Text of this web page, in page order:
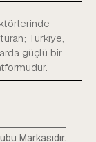
Türkiye,
güçlü bir
Markasıdır.